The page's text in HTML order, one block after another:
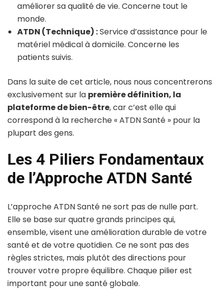
améliorer sa qualité de vie. Concerne tout le
monde.
ATDN (Technique) :Service d’assistance pour le
matériel médical à domicile. Concerne les
patients suivis.
Dans la suite de cet article, nous nous concentrerons
exclusivement sur la première définition, la
plateforme de bien-être, car c’est elle qui
correspond à la recherche « ATDN Santé » pour la
plupart des gens.
Les 4 Piliers Fondamentaux
de l’Approche ATDN Santé
L’approche ATDN Santé ne sort pas de nulle part.
Elle se base sur quatre grands principes qui,
ensemble, visent une amélioration durable de votre
santé et de votre quotidien. Ce ne sont pas des
règles strictes, mais plutôt des directions pour
trouver votre propre équilibre. Chaque pilier est
important pour une santé globale.